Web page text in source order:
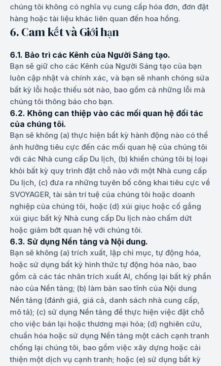
chúng tôi không có nghĩa vụ cung cấp hóa đơn, đơn đặt
hàng hoặc tài liệu khác liên quan đến hoa hồng.
6. Cam kết và Giới hạn
6.1. Bảo trì các Kênh của Người Sáng tạo.
Bạn sẽ giữ cho các Kênh của Người Sáng tạo của bạn
luôn cập nhật và chính xác, và bạn sẽ nhanh chóng sửa
bất kỳ lỗi hoặc thiếu sót nào, bao gồm cả những lỗi mà
chúng tôi thông báo cho bạn.
6.2. Không can thiệp vào các mối quan hệ đối tác
của chúng tôi.
Bạn sẽ không (a) thực hiện bất kỳ hành động nào có thể
ảnh hưởng tiêu cực đến các mối quan hệ của chúng tôi
với các Nhà cung cấp Du lịch, (b) khiến chúng tôi bị loại
khỏi bất kỳ quy trình đặt chỗ nào với một Nhà cung cấp
Du lịch, (c) đưa ra những tuyên bố công khai tiêu cực về
SVOYAGER, tài sản trí tuệ của chúng tôi hoặc doanh
nghiệp của chúng tôi, hoặc (d) xúi giục hoặc cố gắng
xúi giục bất kỳ Nhà cung cấp Du lịch nào chấm dứt
hoặc giảm bớt quan hệ với chúng tôi.
6.3. Sử dụng Nền tảng và Nội dung.
Bạn sẽ không (a) trích xuất, lập chỉ mục, tự động hóa,
hoặc sử dụng bất kỳ hình thức tự động hóa nào, bao
gồm cả các tác nhân trích xuất AI, chống lại bất kỳ phần
nào của Nền tảng; (b) làm bản sao tĩnh của Nội dung
Nền tảng (đánh giá, giá cả, danh sách nhà cung cấp,
mô tả); (c) sử dụng Nền tảng để thực hiện việc đặt chỗ
cho việc bán lại hoặc thương mại hóa; (d) nghiên cứu,
chuẩn hóa hoặc sử dụng Nền tảng một cách cạnh tranh
chống lại chúng tôi, bao gồm việc xây dựng hoặc cải
thiện một dịch vụ cạnh tranh; hoặc (e) sử dụng bất kỳ